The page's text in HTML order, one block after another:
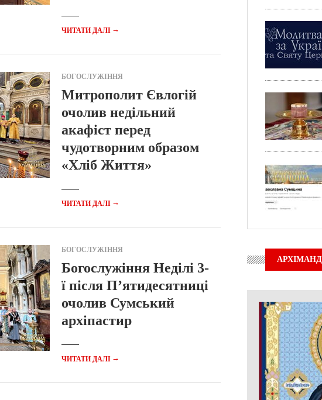
ЧИТАТИ ДАЛІ →
БОГОСЛУЖІННЯ
Митрополит Євлогій
очолив недільний
акафіст перед
чудотворним образом
«Хліб Життя»
ЧИТАТИ ДАЛІ →
БОГОСЛУЖІННЯ
Богослужіння Неділі 3-
ї після П’ятидесятниці
очолив Сумський
архіпастир
ЧИТАТИ ДАЛІ →